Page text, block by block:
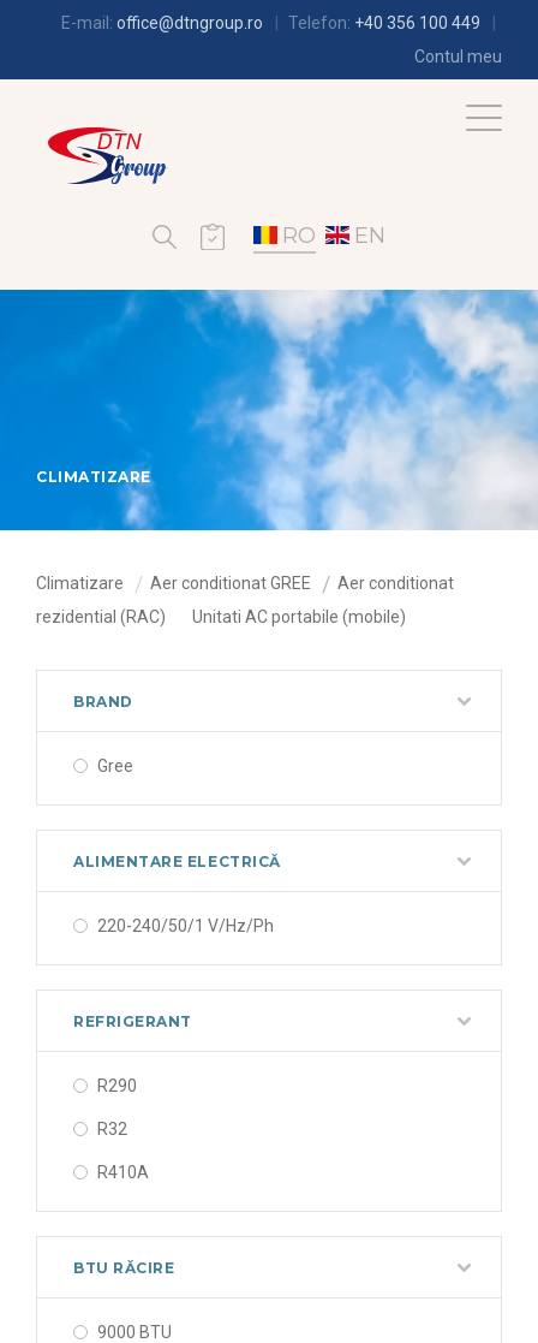
E-mail: office@dtngroup.ro Telefon: +40 356 100 449
Contul meu
RO EN
CLIMATIZARE
Climatizare Aer conditionat GREE
Aer conditionat
rezidential (RAC)
Unitati AC portabile (mobile)
BRAND
Gree
ALIMENTARE ELECTRICĂ
220-240/50/1 V/Hz/Ph
REFRIGERANT
R290
R32
R410A
BTU RĂCIRE
9000 BTU